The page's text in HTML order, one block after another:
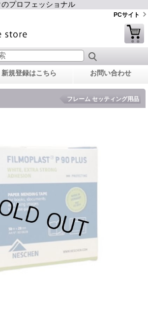
プロフェッショナル
PCサイト
新規登録はこちら お問い合わせ
フレーム セッティング用品